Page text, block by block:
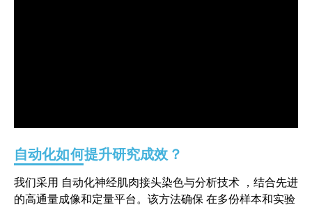
自动化如何提升研究成效？
我们采用 自动化神经肌肉接头染色与分析技术 ，结合先进
的高通量成像和定量平台。该方法确保在多份样本和实验